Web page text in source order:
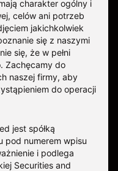
charakter ogólny i
celów ani potrzeb
jakichkolwiek
się z naszymi
się, że w pełni
Zachęcamy do
naszej firmy, aby
do operacji
jest spółką
pod numerem wpisu
i podlega
Securities and